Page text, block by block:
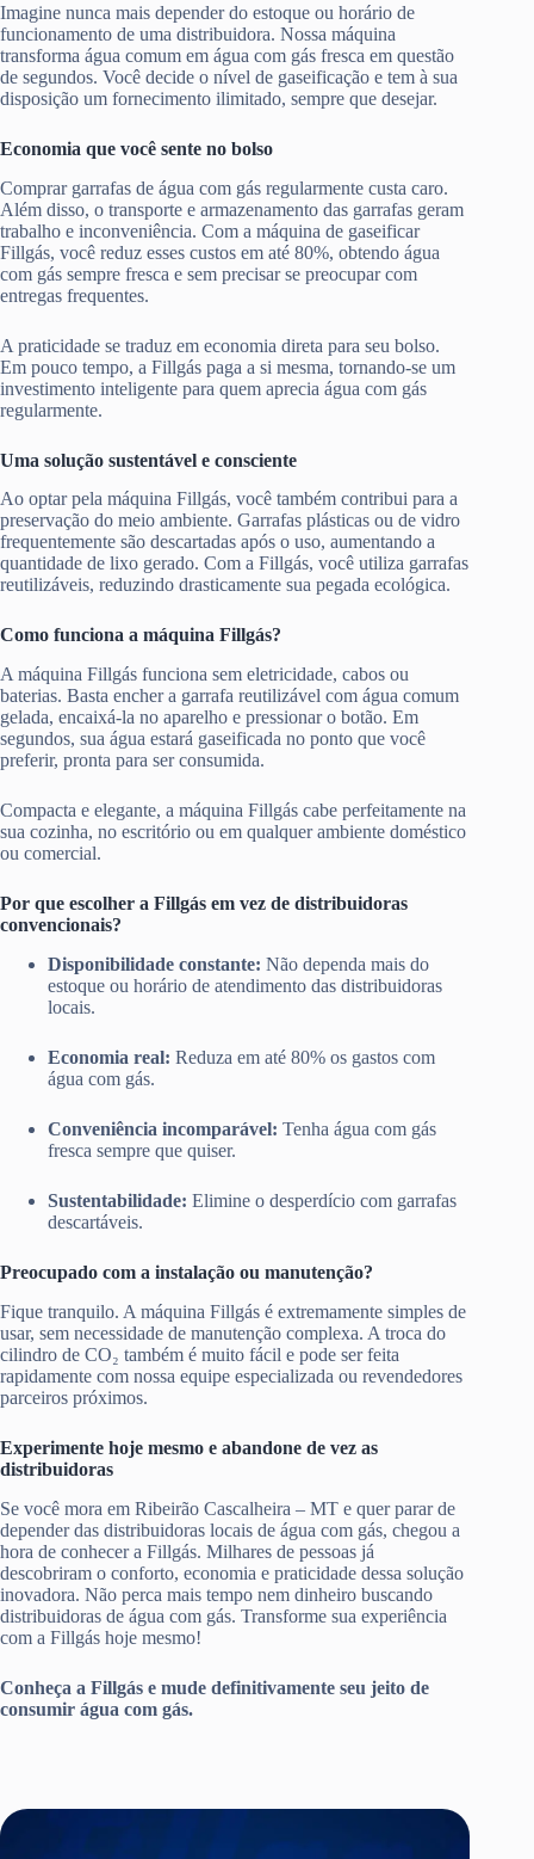
Imagine nunca mais depender do estoque ou horário de
funcionamento de uma distribuidora. Nossa máquina
transforma água comum em água com gás fresca em questão
de segundos. Você decide o nível de gaseificação e tem à sua
disposição um fornecimento ilimitado, sempre que desejar.
Economia que você sente no bolso
Comprar garrafas de água com gás regularmente custa caro.
Além disso, o transporte e armazenamento das garrafas geram
trabalho e inconveniência. Com a máquina de gaseificar
Fillgás, você reduz esses custos em até 80%, obtendo água
com gás sempre fresca e sem precisar se preocupar com
entregas frequentes.
A praticidade se traduz em economia direta para seu bolso.
Em pouco tempo, a Fillgás paga a si mesma, tornando-se um
investimento inteligente para quem aprecia água com gás
regularmente.
Uma solução sustentável e consciente
Ao optar pela máquina Fillgás, você também contribui para a
preservação do meio ambiente. Garrafas plásticas ou de vidro
frequentemente são descartadas após o uso, aumentando a
quantidade de lixo gerado. Com a Fillgás, você utiliza garrafas
reutilizáveis, reduzindo drasticamente sua pegada ecológica.
Como funciona a máquina Fillgás?
A máquina Fillgás funciona sem eletricidade, cabos ou
baterias. Basta encher a garrafa reutilizável com água comum
gelada, encaixá-la no aparelho e pressionar o botão. Em
segundos, sua água estará gaseificada no ponto que você
preferir, pronta para ser consumida.
Compacta e elegante, a máquina Fillgás cabe perfeitamente na
sua cozinha, no escritório ou em qualquer ambiente doméstico
ou comercial.
Por que escolher a Fillgás em vez de distribuidoras
convencionais?
Disponibilidade constante: Não dependa mais do
estoque ou horário de atendimento das distribuidoras
locais.
Economia real: Reduza em até 80% os gastos com
água com gás.
Conveniência incomparável: Tenha água com gás
fresca sempre que quiser.
Sustentabilidade: Elimine o desperdício com garrafas
descartáveis.
Preocupado com a instalação ou manutenção?
Fique tranquilo. A máquina Fillgás é extremamente simples de
usar, sem necessidade de manutenção complexa. A troca do
cilindro de CO₂ também é muito fácil e pode ser feita
rapidamente com nossa equipe especializada ou revendedores
parceiros próximos.
Experimente hoje mesmo e abandone de vez as
distribuidoras
Se você mora em Ribeirão Cascalheira – MT e quer parar de
depender das distribuidoras locais de água com gás, chegou a
hora de conhecer a Fillgás. Milhares de pessoas já
descobriram o conforto, economia e praticidade dessa solução
inovadora. Não perca mais tempo nem dinheiro buscando
distribuidoras de água com gás. Transforme sua experiência
com a Fillgás hoje mesmo!
Conheça a Fillgás e mude definitivamente seu jeito de
consumir água com gás.